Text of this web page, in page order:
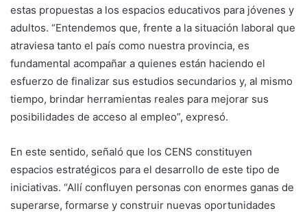
estas propuestas a los espacios educativos para jóvenes y
adultos. “Entendemos que, frente a la situación laboral que
atraviesa tanto el país como nuestra provincia, es
fundamental acompañar a quienes están haciendo el
esfuerzo de finalizar sus estudios secundarios y, al mismo
tiempo, brindar herramientas reales para mejorar sus
posibilidades de acceso al empleo”, expresó.
En este sentido, señaló que los CENS constituyen
espacios estratégicos para el desarrollo de este tipo de
iniciativas. “Allí confluyen personas con enormes ganas de
superarse, formarse y construir nuevas oportunidades